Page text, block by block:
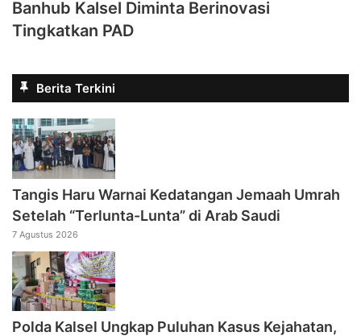
Banhub Kalsel Diminta Berinovasi
Tingkatkan PAD
Berita Terkini
Tangis Haru Warnai Kedatangan Jemaah Umrah
Setelah “Terlunta-Lunta” di Arab Saudi
7 Agustus 2026
Polda Kalsel Ungkap Puluhan Kasus Kejahatan,